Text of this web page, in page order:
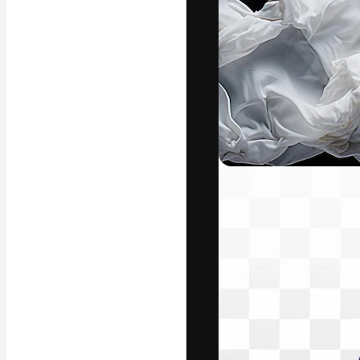
La plateforme
vos meilleurs
d’abonnés :
studios.
Français
Copyright ©